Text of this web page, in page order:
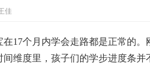
佳
在17个月内学会走路都是正常的
间维度里，孩子们的学步进度条